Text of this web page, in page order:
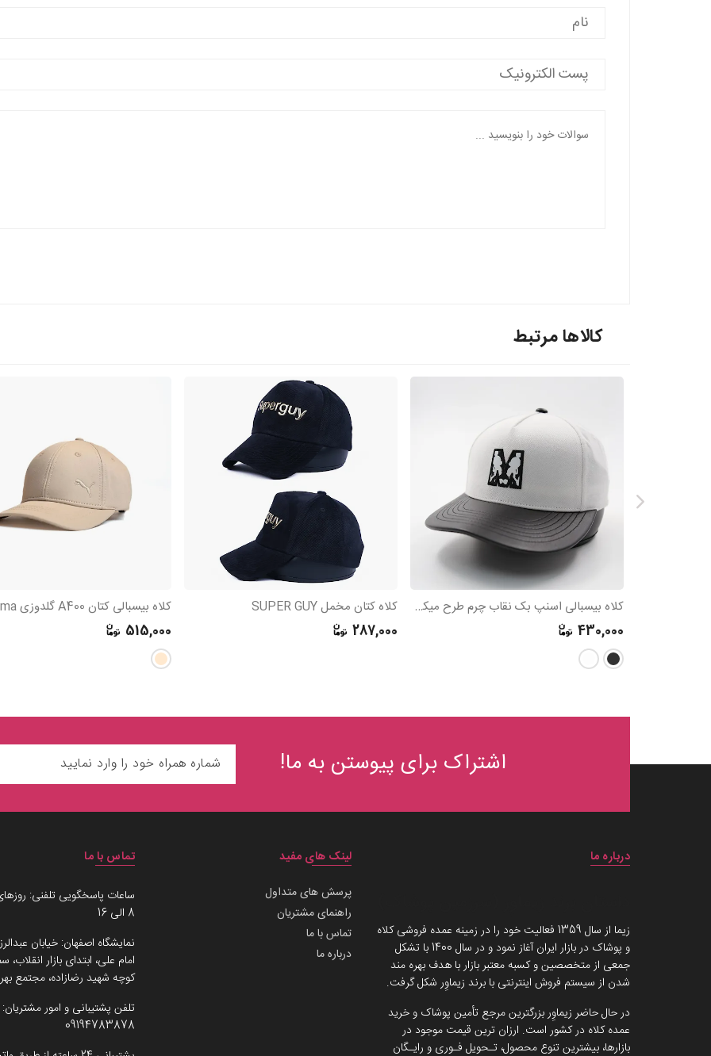
کالاها مرتبط
کلاه بیسبالی اسنپ بک نقاب چرم طرح میکی موس
430,000
کلاه کتان مخمل SUPER GUY
287,000
کلاه بیسبالی کتان A400 گلدوزی Puma
515,000
اشتراک برای پیوستن به ما!
درباره ما
زیما از سال 1359 فعالیت خود را در زمینه عمده فروشی کلاه
و پوشاک در بازار ایران آغاز نمود و در سال 1400 با تشکل
جمعی از متخصصین و کسبه معتبر بازار با هدف بهره مند
شدن از سیستم فروش اینترنتی با برند زیماوِر شکل گرفت.
در حال حاضر زیماوِر بزرگترین مرجع تأمین پوشاک و خرید
عمده کلاه در کشور است. ارزان ترین قیمت موجود در
بازارها، بیشترین تنوع محصول، تـحویل فـوری و رایـگان
لینک های مفید
پرسش های متداول
راهنمای مشتریان
تماس با ما
درباره ما
تماس با ما
ساعات پاسخگویی تلفنی:
8 الی 16
نمایشگاه اصفهان: خیابان
امام علی، ابتدای بازار
کوچه شهید رضازاده، مجتمع
تلفن پشتیبانی و امور مشتریان:
09194783878